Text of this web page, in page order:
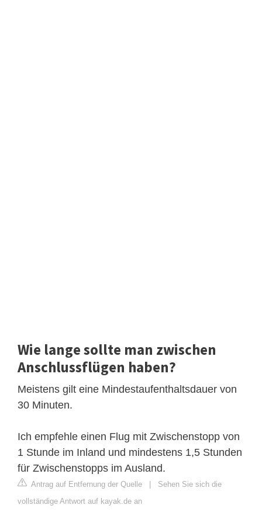
Wie lange sollte man zwischen
Anschlussflügen haben?
Meistens gilt eine Mindestaufenthaltsdauer von
30 Minuten.
Ich empfehle einen Flug mit Zwischenstopp von
1 Stunde im Inland und mindestens 1,5 Stunden
für Zwischenstopps im Ausland.
Antrag auf Entfernung der Quelle | Sehen Sie sich die
vollständige Antwort auf kayak.de an